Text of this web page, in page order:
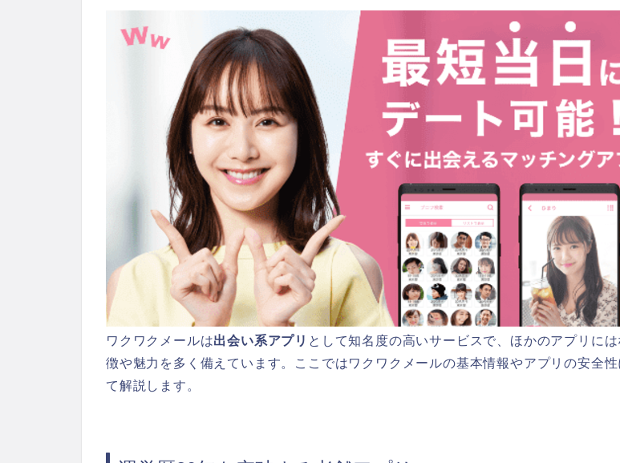
ワクワクメールは出会い系アプリ として知名度の高いサービスで、ほかのアプリに
徴や魅力を多く備えています。ここではワクワクメールの基本情報やアプリの安全性
て解説します。